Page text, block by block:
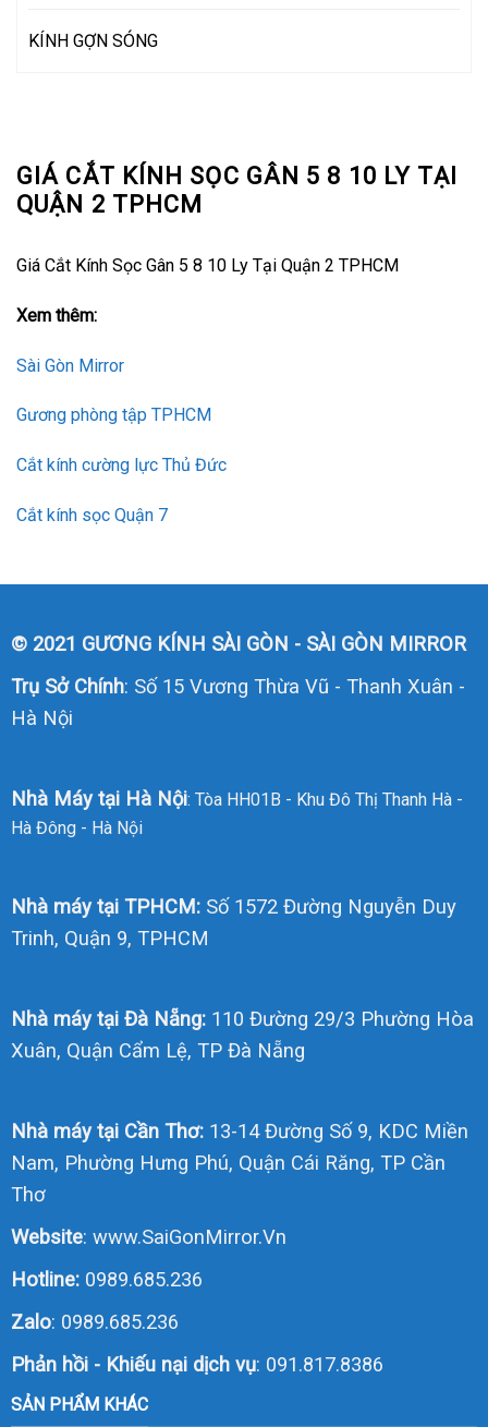
GIÁ CẮT KÍNH SỌC GÂN 5 8 10 LY TẠI
QUẬN 2 TPHCM
Giá Cắt Kính Sọc Gân 5 8 10 Ly Tại Quận 2 TPHCM
Xem thêm:
Sài Gòn Mirror
Gương phòng tập TPHCM
Cắt kính cường lực Thủ Đức
Cắt kính sọc Quận 7
KÍNH GỢN SÓNG
© 2021 GƯƠNG KÍNH SÀI GÒN - SÀI GÒN MIRROR
Trụ Sở Chính: Số 15 Vương Thừa Vũ - Thanh Xuân -
Hà Nội
Nhà Máy tại Hà Nội: Tòa HH01B - Khu Đô Thị Thanh Hà -
Hà Đông - Hà Nội
Nhà máy tại TPHCM:Số 1572 Đường Nguyễn Duy
Trinh, Quận 9, TPHCM
Nhà máy tại Đà Nẵng:110 Đường 29/3 Phường Hòa
Xuân, Quận Cẩm Lệ, TP Đà Nẵng
Nhà máy tại Cần Thơ:13-14 Đường Số 9, KDC Miền
Nam, Phường Hưng Phú, Quận Cái Răng, TP Cần
Thơ
Website: www.SaiGonMirror.Vn
Hotline: 0989.685.236
Zalo: 0989.685.236
Phản hồi - Khiếu nại dịch vụ: 091.817.8386
SẢN PHẨM KHÁC